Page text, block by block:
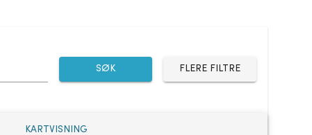
SØK FLERE FILTRE
KARTVISNING